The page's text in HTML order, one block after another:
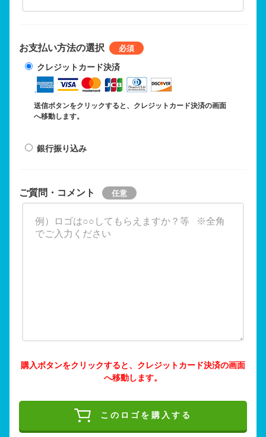
お支払い方法の選択
クレジットカード決済
送信ボタンをクリックすると、クレジットカード決済の画面
へ移動します。
銀行振り込み
ご質問・コメント
購入ボタンをクリックすると、クレジットカード決済の画面
へ移動します。
このロゴを購入する